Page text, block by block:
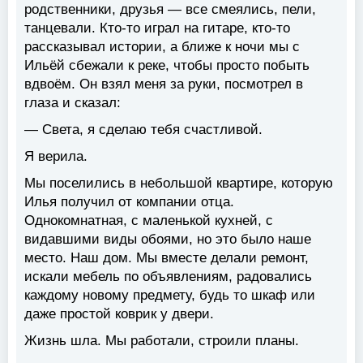
родственники, друзья — все смеялись, пели,
танцевали. Кто-то играл на гитаре, кто-то
рассказывал истории, а ближе к ночи мы с
Ильёй сбежали к реке, чтобы просто побыть
вдвоём. Он взял меня за руки, посмотрел в
глаза и сказал:
— Света, я сделаю тебя счастливой.
Я верила.
Мы поселились в небольшой квартире, которую
Илья получил от компании отца.
Однокомнатная, с маленькой кухней, с
видавшими виды обоями, но это было наше
место. Наш дом. Мы вместе делали ремонт,
искали мебель по объявлениям, радовались
каждому новому предмету, будь то шкаф или
даже простой коврик у двери.
Жизнь шла. Мы работали, строили планы.